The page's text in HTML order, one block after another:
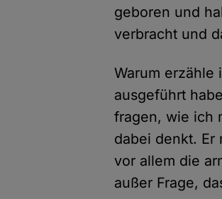
geboren und
verbracht und
Warum erzähle
ausgeführt
fragen, wie ich
dabei denkt. Er
vor allem die
außer Frage,